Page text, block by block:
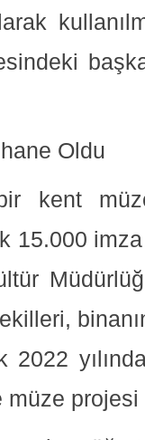
Oldu
kent
15.000
2022
müze projesi